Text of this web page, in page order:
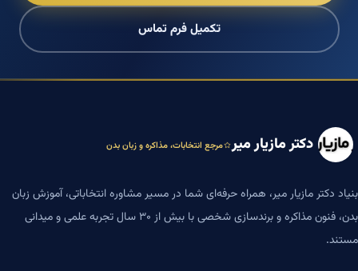
تکمیل فرم تماس
دکتر مازیار میر مرجع انتخابات، مذاکره و زبان بدن
بنیاد دکتر مازیار میر، همراه حرفه‌ای شما در مسیر مشاوره انتخاباتی، آموزش زبان
بدن، فنون مذاکره و برندسازی شخصی با بیش از ۳۰ سال تجربه علمی و میدانی
مستند.